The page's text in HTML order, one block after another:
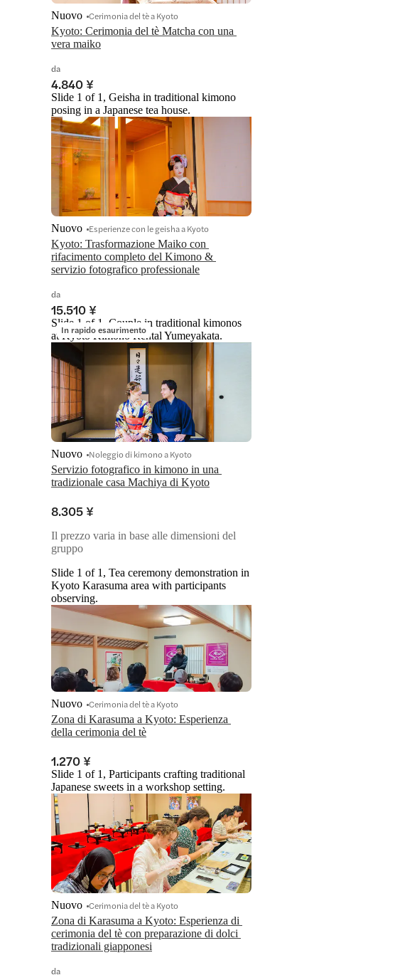
Kyoto: Cerimonia del tè Matcha con una
vera maiko
Nuovo Cerimonia del tè a Kyoto
da
4.840 ¥
Slide 1 of 1, Geisha in traditional kimono
posing in a Japanese tea house.
Kyoto: Trasformazione Maiko con
rifacimento completo del Kimono &
servizio fotografico professionale
Nuovo Esperienze con le geisha a Kyoto
da
15.510 ¥
In rapido esaurimento
Slide 1 of 1, Couple in traditional kimonos
at Kyoto Kimono Rental Yumeyakata.
Servizio fotografico in kimono in una
tradizionale casa Machiya di Kyoto
Nuovo Noleggio di kimono a Kyoto
8.305 ¥
Il prezzo varia in base alle dimensioni del
gruppo
Slide 1 of 1, Tea ceremony demonstration in
Kyoto Karasuma area with participants
observing.
Zona di Karasuma a Kyoto: Esperienza
della cerimonia del tè
Nuovo Cerimonia del tè a Kyoto
1.270 ¥
Slide 1 of 1, Participants crafting traditional
Japanese sweets in a workshop setting.
Zona di Karasuma a Kyoto: Esperienza di
cerimonia del tè con preparazione di dolci
tradizionali giapponesi
Nuovo Cerimonia del tè a Kyoto
da